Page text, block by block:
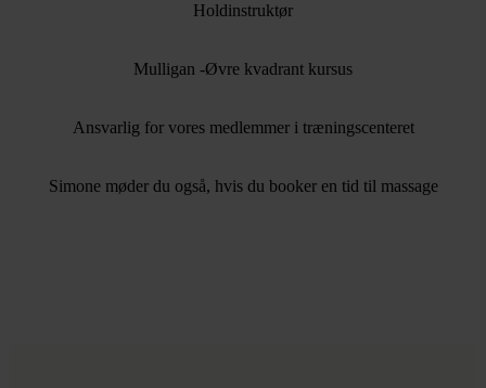
Holdinstruktør
Mulligan -Øvre kvadrant kursus
Ansvarlig for vores medlemmer i træningscenteret
Simone møder du også, hvis du booker en tid til massage